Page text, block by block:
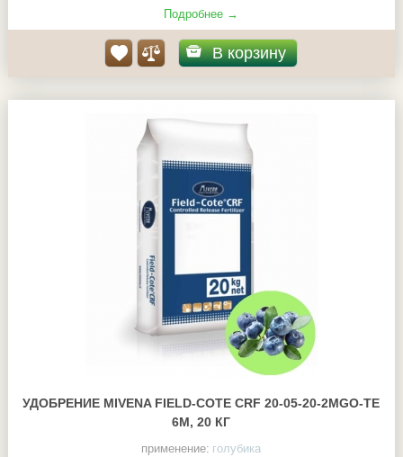
Подробнее →
В корзину
УДОБРЕНИЕ MIVENA FIELD-COTE CRF 20-05-20-2MGO-TE
6М, 20 КГ
применение: голубика